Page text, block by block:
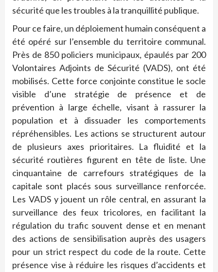
sécurité que les troubles à la tranquillité publique.
Pour ce faire, un déploiement humain conséquent a
été opéré sur l’ensemble du territoire communal.
Près de 850 policiers municipaux, épaulés par 200
Volontaires Adjoints de Sécurité (VADS), ont été
mobilisés. Cette force conjointe constitue le socle
visible d’une stratégie de présence et de
prévention à large échelle, visant à rassurer la
population et à dissuader les comportements
répréhensibles. Les actions se structurent autour
de plusieurs axes prioritaires. La fluidité et la
sécurité routières figurent en tête de liste. Une
cinquantaine de carrefours stratégiques de la
capitale sont placés sous surveillance renforcée.
Les VADS y jouent un rôle central, en assurant la
surveillance des feux tricolores, en facilitant la
régulation du trafic souvent dense et en menant
des actions de sensibilisation auprès des usagers
pour un strict respect du code de la route. Cette
présence vise à réduire les risques d’accidents et